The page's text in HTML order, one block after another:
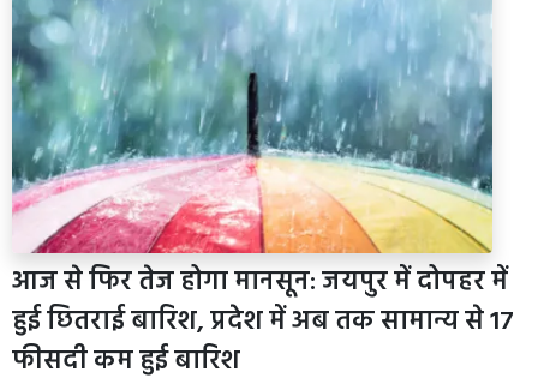
आज से फिर तेज होगा मानसून: जयपुर में दोपहर में
हुई छितराई बारिश, प्रदेश में अब तक सामान्य से 17
फीसदी कम हुई बारिश